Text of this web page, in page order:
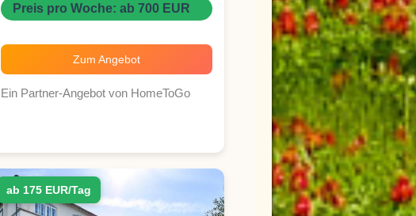
Preis pro Woche: ab 700 EUR
Zum Angebot
Ein Partner-Angebot von HomeToGo
ab 175 EUR/Tag